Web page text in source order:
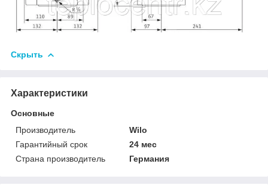
Скрыть
Характеристики
Основные
Производитель
Wilo
Гарантийный срок
24 мес
Страна производитель
Германия